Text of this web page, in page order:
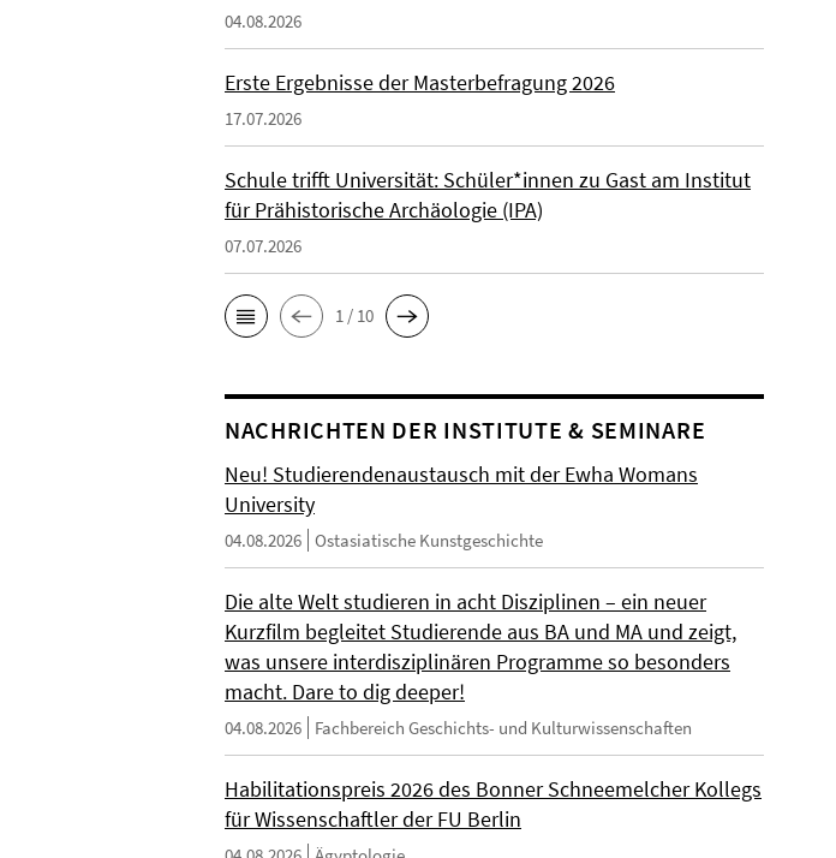
04.08.2026
Erste Ergebnisse der Masterbefragung 2026
17.07.2026
Schule trifft Universität: Schüler*innen zu Gast am Institut
für Prähistorische Archäologie (IPA)
07.07.2026
1 / 10
NACHRICHTEN DER INSTITUTE & SEMINARE
Neu! Studierendenaustausch mit der Ewha Womans
University
04.08.2026 Ostasiatische Kunstgeschichte
Die alte Welt studieren in acht Disziplinen – ein neuer
Kurzfilm begleitet Studierende aus BA und MA und zeigt,
was unsere interdisziplinären Programme so besonders
macht. Dare to dig deeper!
04.08.2026 Fachbereich Geschichts- und Kulturwissenschaften
Habilitationspreis 2026 des Bonner Schneemelcher Kollegs
für Wissenschaftler der FU Berlin